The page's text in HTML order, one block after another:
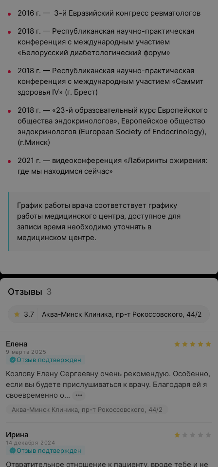
2016 г. — 3-й Евразийский конгресс ревматологов
2018 г. — Республиканская научно-практическая
конференция с международным участием
«Белорусский диабетологический форум»
2018 г. — Республиканская научно-практическая
конференция с международным участием «Саммит
здоровья IV» (г. Брест)
2018 г. — «23-й образовательный курс Европейского
общества эндокринологов», Европейское общество
эндокринологов (European Society of Endocrinology),
(г.Минск)
2021 г. — видеоконференция «Лабиринты ожирения:
где мы находимся сейчас»
График работы врача соответствует графику
работы медицинского центра, доступное для
записи время необходимо уточнять в
медицинском центре.
Отзывы 3
3.7 Аква-Минск Клиника, пр-т Рокоссовского, 44/2
Елена
9 марта 2025
Отзыв подтвержден
Козлову Елену Сергеевну очень рекомендую. Особенно,
если вы будете прислушиваться к врачу. Благодаря ей я
своевременно о...
Аква-Минск Клиника, пр-т Рокоссовского, 44/2
Ирина
14 декабря 2024
Отзыв подтвержден
Отвратительное отношение к пациенту, вроде тебе и не